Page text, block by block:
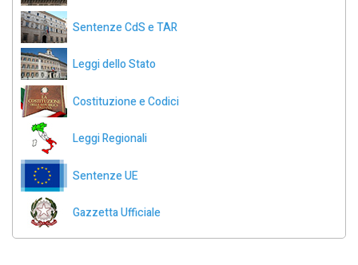
Sentenze CdS e TAR
Leggi dello Stato
Costituzione e Codici
Leggi Regionali
Sentenze UE
Gazzetta Ufficiale